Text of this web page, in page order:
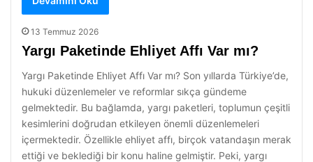
13 Temmuz 2026
Yargı Paketinde Ehliyet Affı Var mı?
Yargı Paketinde Ehliyet Affı Var mı? Son yıllarda Türkiye’de,
hukuki düzenlemeler ve reformlar sıkça gündeme
gelmektedir. Bu bağlamda, yargı paketleri, toplumun çeşitli
kesimlerini doğrudan etkileyen önemli düzenlemeleri
içermektedir. Özellikle ehliyet affı, birçok vatandaşın merak
ettiği ve beklediği bir konu haline gelmiştir. Peki, yargı